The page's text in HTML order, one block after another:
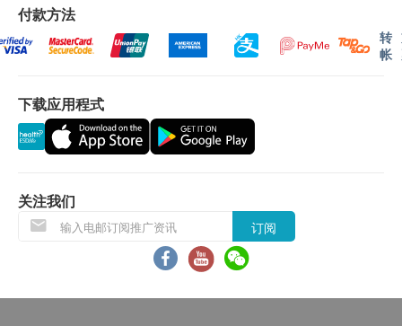
付款方法
转
帐
下载应用程式
关注我们
订阅